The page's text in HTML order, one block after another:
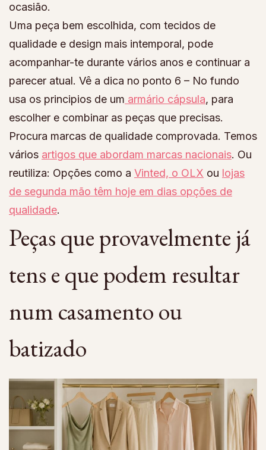
ocasião.
Uma peça bem escolhida, com tecidos de
qualidade e design mais intemporal, pode
acompanhar-te durante vários anos e continuar a
parecer atual. Vê a dica no ponto 6 – No fundo
usa os principios de um armário cápsula, para
escolher e combinar as peças que precisas.
Procura marcas de qualidade comprovada. Temos
vários artigos que abordam marcas nacionais. Ou
reutiliza: Opções como a Vinted, o OLX ou lojas
de segunda mão têm hoje em dias opções de
qualidade.
Peças que provavelmente já
tens e que podem resultar
num casamento ou
batizado